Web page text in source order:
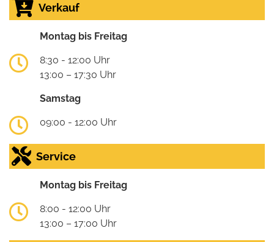
Verkauf
Montag bis Freitag
8:30 - 12:00 Uhr
13:00 – 17:30 Uhr
Samstag
09:00 - 12:00 Uhr
Service
Montag bis Freitag
8:00 - 12:00 Uhr
13:00 – 17:00 Uhr